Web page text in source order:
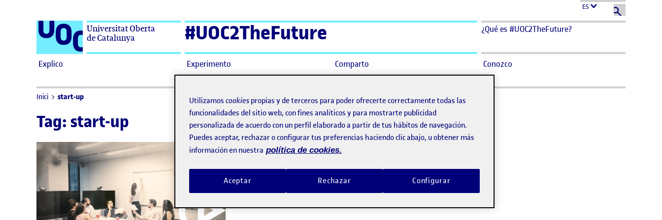
ES
Universitat Oberta
de Catalunya
#UOC2TheFuture ¿Qué es #UOC2TheFuture?
Explico Experimento Comparto Conozco
Inici start-up
Tag: start-up
Utilizamos cookies propias y de terceros para poder ofrecerte correctamente todas las
funcionalidades del sitio web, con fines analíticos y para mostrarte publicidad
personalizada de acuerdo con un perfil elaborado a partir de tus hábitos de navegación.
Puedes aceptar, rechazar o configurar tus preferencias haciendo clic abajo, u obtener más
información en nuestra política de cookies.
Rechazar
Aceptar Configurar